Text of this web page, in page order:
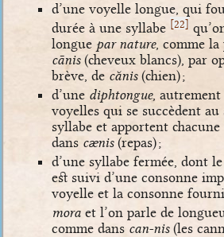
d’une voyelle longue, qui
durée à une syllabe [22]
longue par nature, comme la
cānis(cheveux blancs), par
brève, de cănis(chien) ;
d’une diphtongue,
voyelles qui se succèdent au
syllabe et apportent chacune
dans cænis(repas) ;
d’une syllabe fermée, dont
est suivi d’une consonne
voyelle et la consonne
mora et l’on parle de
comme dans can-nis(les